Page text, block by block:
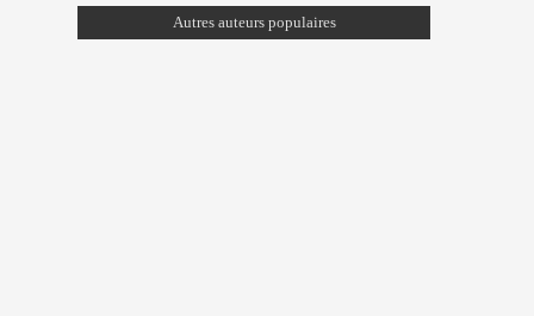
Autres auteurs populaires